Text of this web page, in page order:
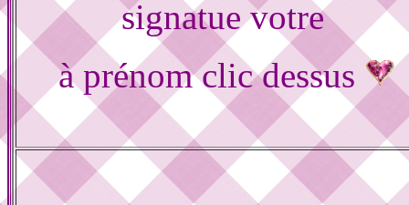
signatue votre
à prénom clic dessus